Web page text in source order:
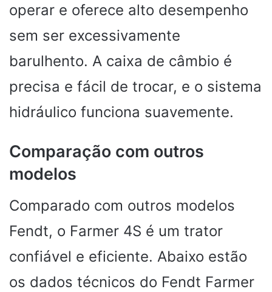
operar e oferece alto desempenho
sem ser excessivamente
barulhento. A caixa de câmbio é
precisa e fácil de trocar, e o sistema
hidráulico funciona suavemente.
Comparação com outros
modelos
Comparado com outros modelos
Fendt, o Farmer 4S é um trator
confiável e eficiente. Abaixo estão
os dados técnicos do Fendt Farmer